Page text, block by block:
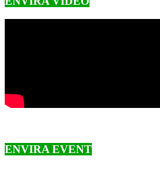
ENVIRA EVENT